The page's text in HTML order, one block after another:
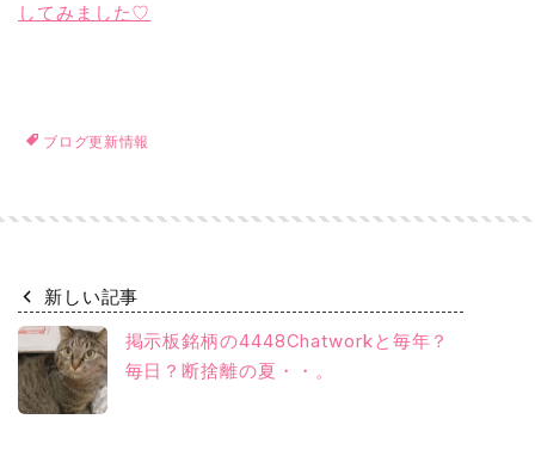
してみました♡
ブログ更新情報
新しい記事
掲示板銘柄の4448Chatworkと毎年？
毎日？断捨離の夏・・。